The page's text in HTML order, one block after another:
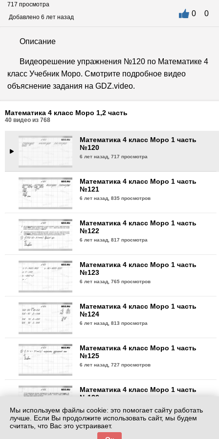
717 просмотра
Добавлено 6 лет назад
0 0
Описание
Видеорешение упражнения №120 по Математике 4
класс Учебник Моро. Смотрите подробное видео
объяснение задания на GDZ.video.
Математика 4 класс Моро 1,2 часть
40 видео из 768
Математика 4 класс Моро 1 часть
№118
6 лет назад,834 просмотра
6 лет назад,725 просмотров
Математика 4 класс Моро 1 часть
№120
6 лет назад,717 просмотра
Математика 4 класс Моро 1 часть
№121
6 лет назад,835 просмотров
Математика 4 класс Моро 1 часть
№122
6 лет назад,817 просмотра
Математика 4 класс Моро 1 часть
№123
6 лет назад,765 просмотров
Математика 4 класс Моро 1 часть
№124
6 лет назад,813 просмотра
Математика 4 класс Моро 1 часть
№125
6 лет назад,727 просмотров
Математика 4 класс Моро 1 часть
№126
Математика 4 класс Моро 1 часть
Мы используем файлы cookie: это помогает сайту работать
лучше. Если Вы продолжите использовать сайт, мы будем
считать, что Вас это устраивает.